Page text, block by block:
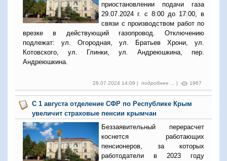
приостановлении подачи газа
29.07.2024 г. с 8:00 до 17:00, в
связи с производством работ по
врезке в действующий газопровод. Отключению
подлежат: ул. Огородная, ул. Братьев Хрони, ул.
Котовского, ул. Глинки, ул. Андреюшкина, пер.
Андреюшкина.
28.07.2024 14:09 | подробнее ... | 1967
С 1 августа отделение СФР по Республике Крым
увеличит страховые пенсии крымчан
Беззаявительный перерасчет
коснется работающих
пенсионеров, за которых
работодатели в 2023 году